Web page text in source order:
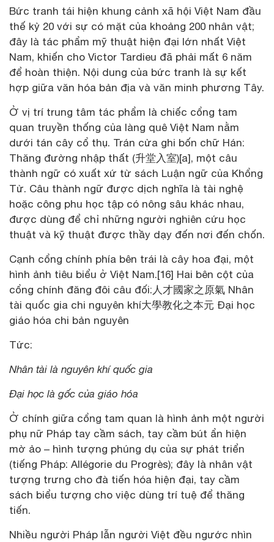
Bức tranh tái hiện khung cảnh xã hội Việt Nam đầu
thế kỷ 20 với sự có mặt của khoảng 200 nhân vật;
đây là tác phẩm mỹ thuật hiện đại lớn nhất Việt
Nam, khiến cho Victor Tardieu đã phải mất 6 năm
để hoàn thiện. Nội dung của bức tranh là sự kết
hợp giữa văn hóa bản địa và văn minh phương Tây.
Ở vị trí trung tâm tác phẩm là chiếc cổng tam
quan truyền thống của làng quê Việt Nam nằm
dưới tán cây cổ thụ. Trán cửa ghi bốn chữ Hán:
Thăng đường nhập thất (升堂入室)[a], một câu
thành ngữ có xuất xứ từ sách Luận ngữ của Khổng
Tử. Câu thành ngữ được dịch nghĩa là tài nghệ
hoặc công phu học tập có nông sâu khác nhau,
được dùng để chỉ những người nghiên cứu học
thuật và kỹ thuật được thầy dạy đến nơi đến chốn.
Cạnh cổng chính phía bên trái là cây hoa đại, một
hình ảnh tiêu biểu ở Việt Nam.[16] Hai bên cột của
cổng chính đăng đôi câu đối:人才國家之原氣 Nhân
tài quốc gia chi nguyên khí大學教化之本元 Đại học
giáo hóa chi bản nguyên
Tức:
Nhân tài là nguyên khí quốc gia
Đại học là gốc của giáo hóa
Ở chính giữa cổng tam quan là hình ảnh một người
phụ nữ Pháp tay cầm sách, tay cầm bút ẩn hiện
mờ ảo – hình tượng phúng dụ của sự phát triển
(tiếng Pháp: Allégorie du Progrès); đây là nhân vật
tượng trưng cho đà tiến hóa hiện đại, tay cầm
sách biểu tượng cho việc dùng trí tuệ để thăng
tiến.
Nhiều người Pháp lẫn người Việt đều ngước nhìn